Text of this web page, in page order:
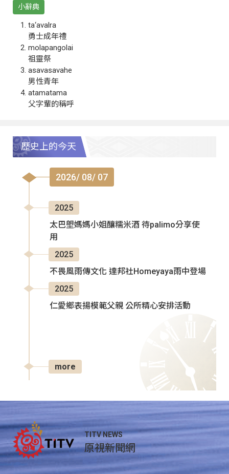
小辭典
ta‘avalra
勇士成年禮
molapangolai
祖靈祭
asavasavahe
男性青年
atamatama
父字輩的稱呼
歷史上的今天
2026/ 08/ 07
2025
太巴塱媽媽小姐釀糯米酒 待palimo分享使
用
2025
不畏風雨傳文化 達邦社Homeyaya雨中登場
2025
仁愛鄉表揚模範父親 公所精心安排活動
more
TITV NEWS
原視新聞網